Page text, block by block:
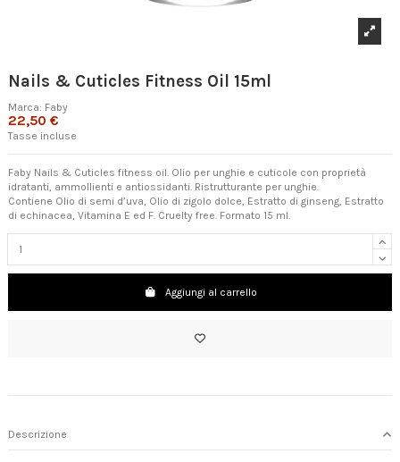
Nails & Cuticles Fitness Oil 15ml
Marca: Faby
22,50 €
Tasse incluse
Faby Nails & Cuticles fitness oil. Olio per unghie e cuticole con proprietà
idratanti, ammollienti e antiossidanti. Ristrutturante per unghie.
Contiene Olio di semi d’uva, Olio di zigolo dolce, Estratto di ginseng, Estratto
di echinacea, Vitamina E ed F. Cruelty free. Formato 15 ml.
Aggiungi al carrello
Descrizione